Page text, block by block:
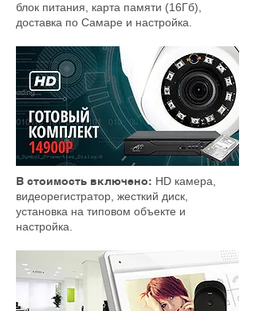
блок питания, карта памяти (16Гб),
доставка по Самаре и настройка.
В стоимость включено: HD камера,
видеорегистратор, жесткий диск,
установка на типовом объекте и
настройка.